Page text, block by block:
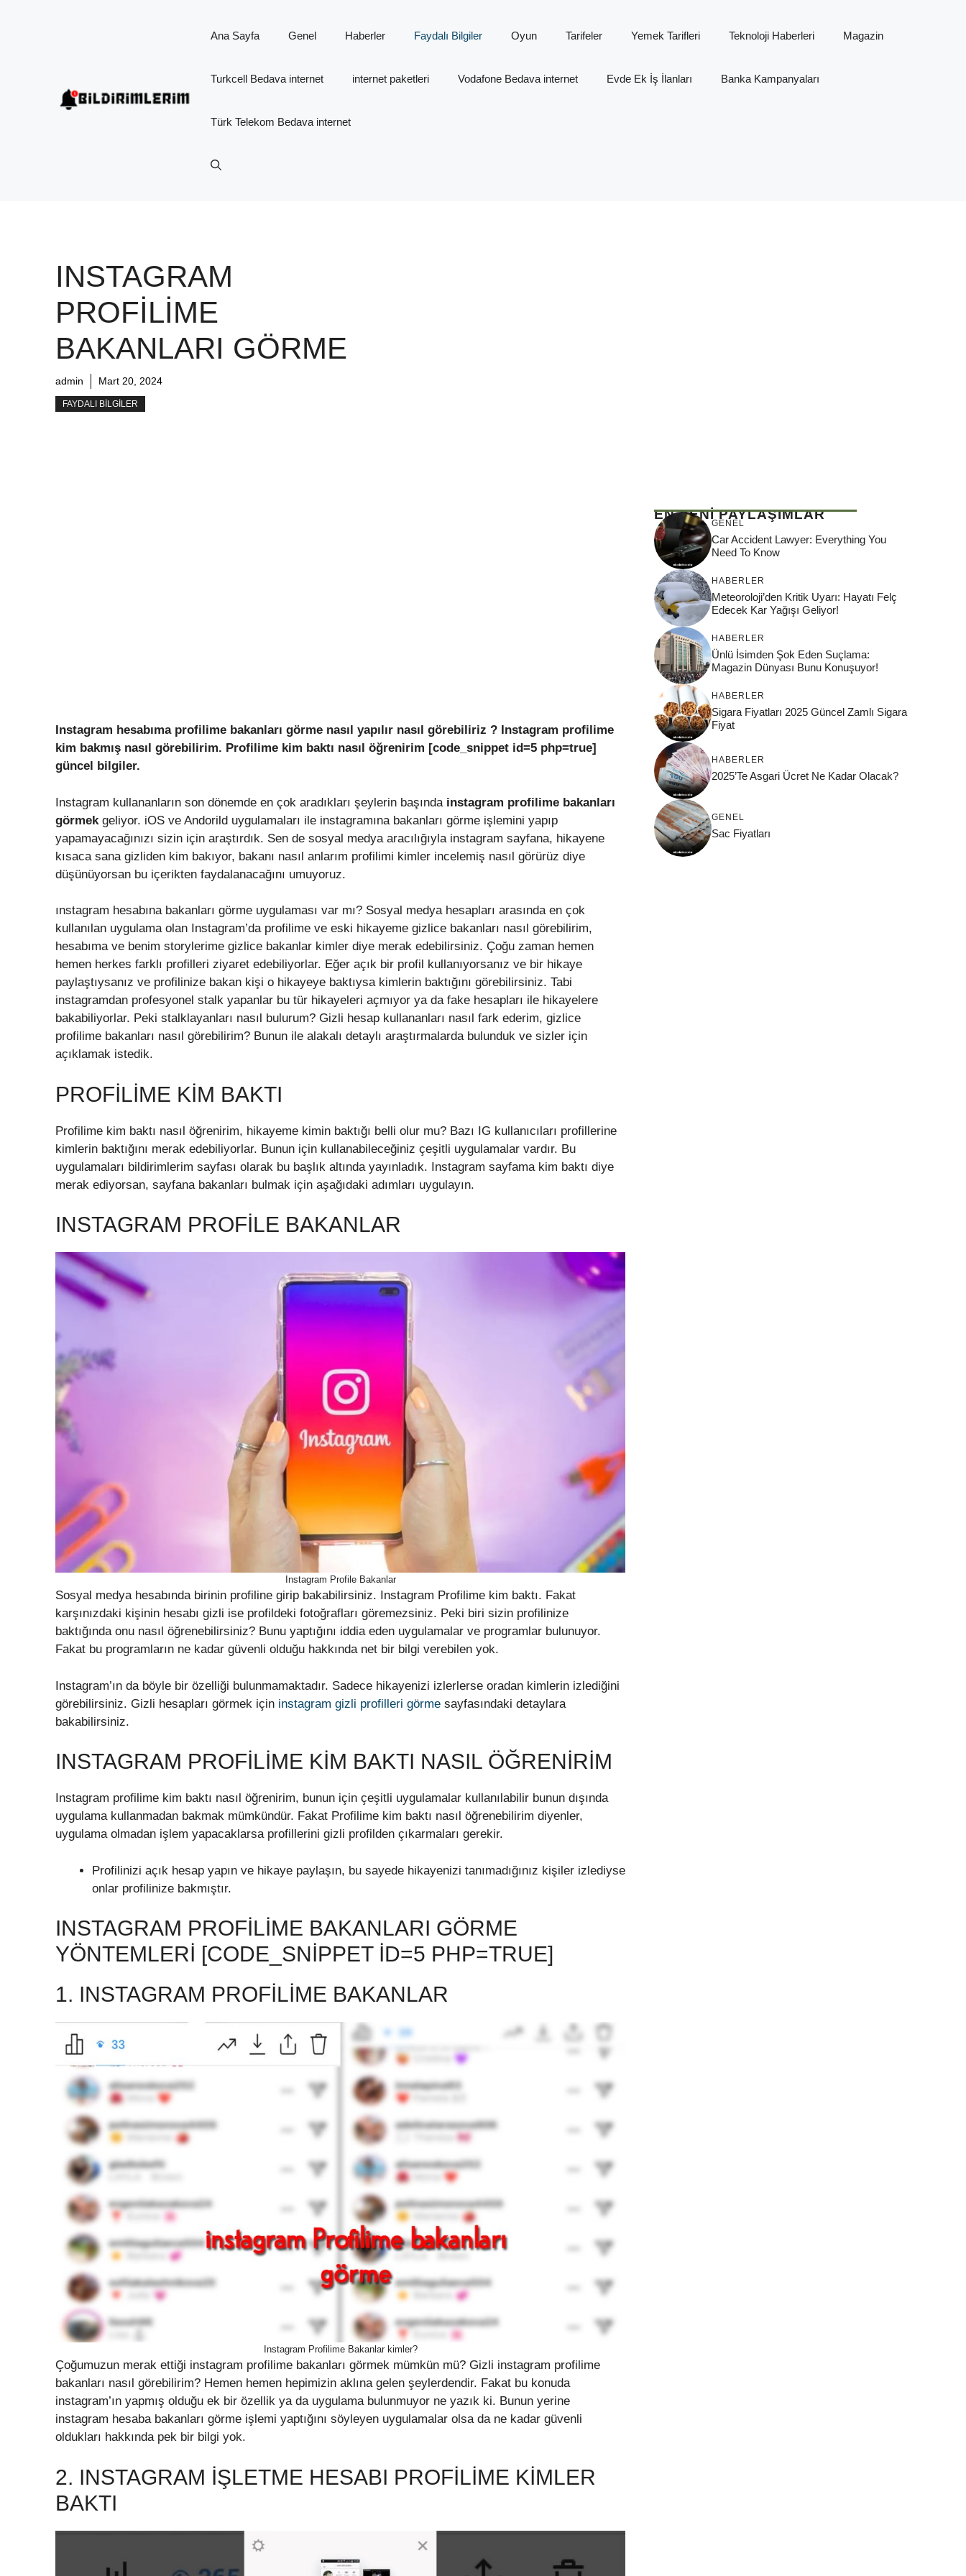
Ana Sayfa Genel Haberler Faydalı Bilgiler Oyun Tarifeler Yemek Tarifleri Teknoloji Haberleri Magazin
Turkcell Bedava internet internet paketleri Vodafone Bedava internet Evde Ek İş İlanları Banka Kampanyaları
Türk Telekom Bedava internet
INSTAGRAM
PROFILIME
BAKANLARI GÖRME
admin Mart 20, 2024
FAYDALI BILGILER
Instagram hesabıma profilime bakanları görme nasıl yapılır nasıl görebiliriz ? Instagram profilime
kim bakmış nasıl görebilirim. Profilime kim baktı nasıl öğrenirim [code_snippet id=5 php=true]
güncel bilgiler.
Instagram kullananların son dönemde en çok aradıkları şeylerin başında instagram profilime bakanları
görmek geliyor. iOS ve Andorild uygulamaları ile instagramına bakanları görme işlemini yapıp
yapamayacağınızı sizin için araştırdık. Sen de sosyal medya aracılığıyla instagram sayfana, hikayene
kısaca sana gizliden kim bakıyor, bakanı nasıl anlarım profilimi kimler incelemiş nasıl görürüz diye
düşünüyorsan bu içerikten faydalanacağını umuyoruz.
ınstagram hesabına bakanları görme uygulaması var mı? Sosyal medya hesapları arasında en çok
kullanılan uygulama olan Instagram’da profilime ve eski hikayeme gizlice bakanları nasıl görebilirim,
hesabıma ve benim storylerime gizlice bakanlar kimler diye merak edebilirsiniz. Çoğu zaman hemen
hemen herkes farklı profilleri ziyaret edebiliyorlar. Eğer açık bir profil kullanıyorsanız ve bir hikaye
paylaştıysanız ve profilinize bakan kişi o hikayeye baktıysa kimlerin baktığını görebilirsiniz. Tabi
instagramdan profesyonel stalk yapanlar bu tür hikayeleri açmıyor ya da fake hesapları ile hikayelere
bakabiliyorlar. Peki stalklayanları nasıl bulurum? Gizli hesap kullananları nasıl fark ederim, gizlice
profilime bakanları nasıl görebilirim? Bunun ile alakalı detaylı araştırmalarda bulunduk ve sizler için
açıklamak istedik.
PROFILIME KIM BAKTI
Profilime kim baktı nasıl öğrenirim, hikayeme kimin baktığı belli olur mu? Bazı IG kullanıcıları profillerine
kimlerin baktığını merak edebiliyorlar. Bunun için kullanabileceğiniz çeşitli uygulamalar vardır. Bu
uygulamaları bildirimlerim sayfası olarak bu başlık altında yayınladık. Instagram sayfama kim baktı diye
merak ediyorsan, sayfana bakanları bulmak için aşağıdaki adımları uygulayın.
INSTAGRAM PROFILE BAKANLAR
Instagram Profile Bakanlar
Sosyal medya hesabında birinin profiline girip bakabilirsiniz. Instagram Profilime kim baktı. Fakat
karşınızdaki kişinin hesabı gizli ise profildeki fotoğrafları göremezsiniz. Peki biri sizin profilinize
baktığında onu nasıl öğrenebilirsiniz? Bunu yaptığını iddia eden uygulamalar ve programlar bulunuyor.
Fakat bu programların ne kadar güvenli olduğu hakkında net bir bilgi verebilen yok.
Instagram’ın da böyle bir özelliği bulunmamaktadır. Sadece hikayenizi izlerlerse oradan kimlerin izlediğini
görebilirsiniz. Gizli hesapları görmek için instagram gizli profilleri görme sayfasındaki detaylara
bakabilirsiniz.
INSTAGRAM PROFILIME KIM BAKTI NASIL ÖĞRENIRIM
Instagram profilime kim baktı nasıl öğrenirim, bunun için çeşitli uygulamalar kullanılabilir bunun dışında
uygulama kullanmadan bakmak mümkündür. Fakat Profilime kim baktı nasıl öğrenebilirim diyenler,
uygulama olmadan işlem yapacaklarsa profillerini gizli profilden çıkarmaları gerekir.
Profilinizi açık hesap yapın ve hikaye paylaşın, bu sayede hikayenizi tanımadığınız kişiler izlediyse
onlar profilinize bakmıştır.
INSTAGRAM PROFILIME BAKANLARI GÖRME
YÖNTEMLERI [CODE_SNIPPET ID=5 PHP=TRUE]
1. INSTAGRAM PROFILIME BAKANLAR
Instagram Profilime Bakanlar kimler?
Çoğumuzun merak ettiği instagram profilime bakanları görmek mümkün mü? Gizli instagram profilime
bakanları nasıl görebilirim? Hemen hemen hepimizin aklına gelen şeylerdendir. Fakat bu konuda
instagram’ın yapmış olduğu ek bir özellik ya da uygulama bulunmuyor ne yazık ki. Bunun yerine
instagram hesaba bakanları görme işlemi yaptığını söyleyen uygulamalar olsa da ne kadar güvenli
oldukları hakkında pek bir bilgi yok.
2. INSTAGRAM İŞLETME HESABI PROFILIME KIMLER
BAKTI
EN YENİ PAYLAŞIMLAR
GENEL
Car Accident Lawyer: Everything You
Need To Know
HABERLER
Meteoroloji’den Kritik Uyarı: Hayatı Felç
Edecek Kar Yağışı Geliyor!
HABERLER
Ünlü İsimden Şok Eden Suçlama:
Magazin Dünyası Bunu Konuşuyor!
HABERLER
Sigara Fiyatları 2025 Güncel Zamlı Sigara
Fiyat
HABERLER
2025’Te Asgari Ücret Ne Kadar Olacak?
GENEL
Sac Fiyatları